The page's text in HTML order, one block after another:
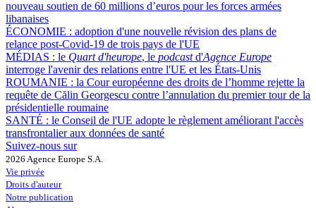
nouveau soutien de 60 millions d’euros pour les forces armées
libanaises
ÉCONOMIE : adoption d'une nouvelle révision des plans de
relance post-Covid-19 de trois pays de l'UE
MÉDIAS : le Quart d'heurope, le podcastd'Agence Europe
interroge l'avenir des relations entre l'UE et les États-Unis
ROUMANIE : la Cour européenne des droits de l’homme rejette la
requête de Călin Georgescu contre l’annulation du premier tour de la
présidentielle roumaine
SANTÉ : le Conseil de l'UE adopte le règlement améliorant l'accès
transfrontalier aux données de santé
Suivez-nous sur
2026 Agence Europe S.A.
Vie privée
Droits d'auteur
Notre publication